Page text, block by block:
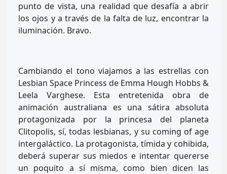
punto de vista, una realidad que desafía a abrir
los ojos y a través de la falta de luz, encontrar la
iluminación. Bravo.
Cambiando el tono viajamos a las estrellas con
Lesbian Space Princess de Emma Hough Hobbs &
Leela Varghese. Esta entretenida obra de
animación australiana es una sátira absoluta
protagonizada por la princesa del planeta
Clitopolis, sí, todas lesbianas, y su coming of age
intergaláctico. La protagonista, tímida y cohibida,
deberá superar sus miedos e intentar quererse
un poquito a sí misma, como bien dicen las